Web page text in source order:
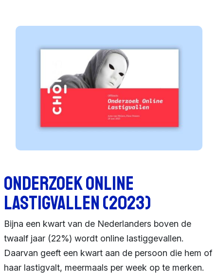
Onderzoek online
lastigvallen (2023)
Bijna een kwart van de Nederlanders boven de
twaalf jaar (22%) wordt online lastiggevallen.
Daarvan geeft een kwart aan de persoon die hem of
haar lastigvalt, meermaals per week op te merken.